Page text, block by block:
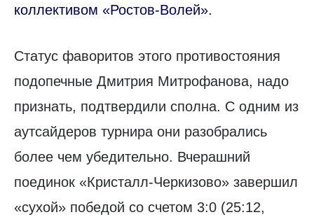
коллективом «Ростов-Волей».
Статус фаворитов этого противостояния
подопечные Дмитрия Митрофанова, надо
признать, подтвердили сполна. С одним из
аутсайдеров турнира они разобрались
более чем убедительно. Вчерашний
поединок «Кристалл-Черкизово» завершил
«сухой» победой со счетом 3:0 (25:12,